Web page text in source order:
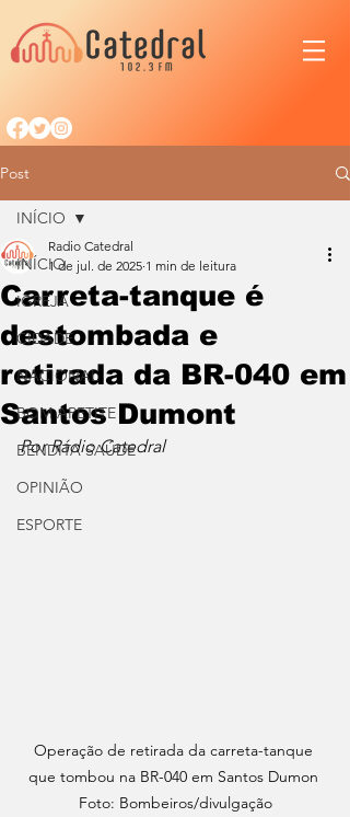
Post
INÍCIO
IGREJA
CIDADE
NACIONAL
BOM APETITE
BENDITA SAÚDE
OPINIÃO
ESPORTE
INÍCIO
Carreta-tanque é
destombada e
retirada da BR-040 em
Santos Dumont
Radio Catedral
1 de jul. de 2025 1 min de leitura
Por Rádio Catedral
Operação de retirada da carreta-tanque
que tombou na BR-040 em Santos Dumon
Foto: Bombeiros/divulgação